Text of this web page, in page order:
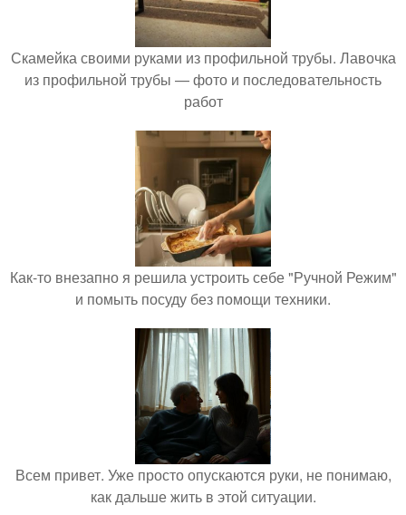
Скамейка своими руками из профильной трубы. Лавочка
из профильной трубы — фото и последовательность
работ
Как-то внезапно я решила устроить себе "Ручной Режим"
и помыть посуду без помощи техники.
Всем привет. Уже просто опускаются руки, не понимаю,
как дальше жить в этой ситуации.